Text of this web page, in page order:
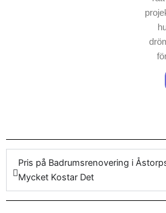
Pris på Badrumsrenovering i
Mycket Kostar Det